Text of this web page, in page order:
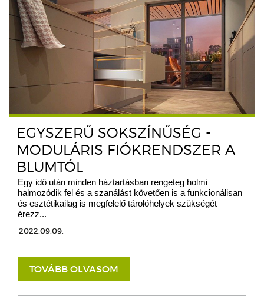
EGYSZERŰ SOKSZÍNŰSÉG -
MODULÁRIS FIÓKRENDSZER A
BLUMTÓL
Egy idő után minden háztartásban rengeteg holmi
halmozódik fel és a szanálást követően is a funkcionálisan
és esztétikailag is megfelelő tárolóhelyek szükségét
érezz...
2022.09.09.
TOVÁBB OLVASOM